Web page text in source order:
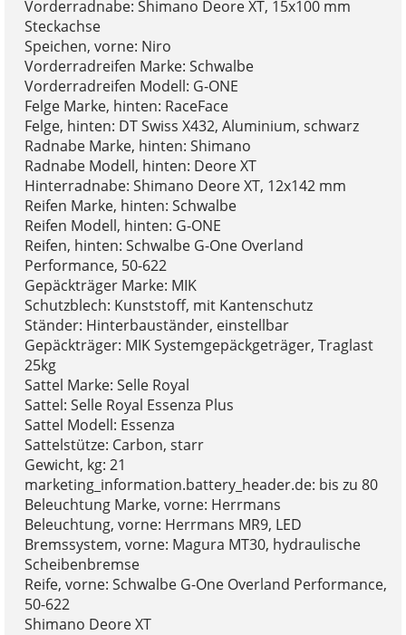
Vorderradnabe: Shimano Deore XT, 15x100 mm
Steckachse
Speichen, vorne: Niro
Vorderradreifen Marke: Schwalbe
Vorderradreifen Modell: G-ONE
Felge Marke, hinten: RaceFace
Felge, hinten: DT Swiss X432, Aluminium, schwarz
Radnabe Marke, hinten: Shimano
Radnabe Modell, hinten: Deore XT
Hinterradnabe: Shimano Deore XT, 12x142 mm
Reifen Marke, hinten: Schwalbe
Reifen Modell, hinten: G-ONE
Reifen, hinten: Schwalbe G-One Overland
Performance, 50-622
Gepäckträger Marke: MIK
Schutzblech: Kunststoff, mit Kantenschutz
Ständer: Hinterbauständer, einstellbar
Gepäckträger: MIK Systemgepäckgeträger, Traglast
25kg
Sattel Marke: Selle Royal
Sattel: Selle Royal Essenza Plus
Sattel Modell: Essenza
Sattelstütze: Carbon, starr
Gewicht, kg: 21
marketing_information.battery_header.de: bis zu 80
Beleuchtung Marke, vorne: Herrmans
Beleuchtung, vorne: Herrmans MR9, LED
Bremssystem, vorne: Magura MT30, hydraulische
Scheibenbremse
Reife, vorne: Schwalbe G-One Overland Performance,
50-622
Shimano Deore XT